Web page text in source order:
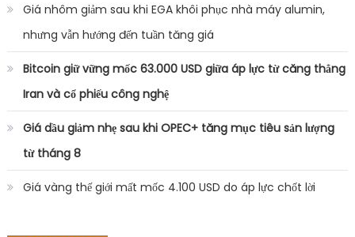
Giá nhôm giảm sau khi EGA khôi phục nhà máy alumin,
nhưng vẫn hướng đến tuần tăng giá
Bitcoin giữ vững mốc 63.000 USD giữa áp lực từ căng thẳng
Iran và cổ phiếu công nghệ
Giá dầu giảm nhẹ sau khi OPEC+ tăng mục tiêu sản lượng
từ tháng 8
Giá vàng thế giới mất mốc 4.100 USD do áp lực chốt lời